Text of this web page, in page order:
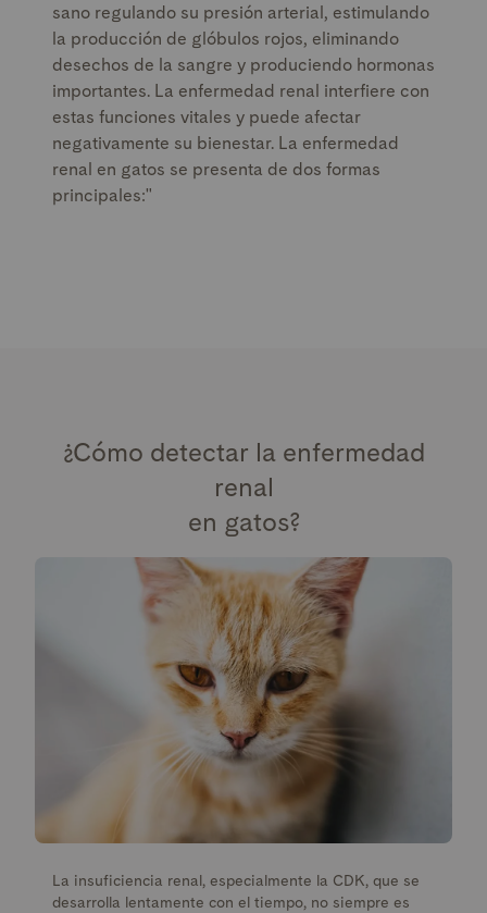
sano regulando su presión arterial, estimulando
la producción de glóbulos rojos, eliminando
desechos de la sangre y produciendo hormonas
importantes. La enfermedad renal interfiere con
estas funciones vitales y puede afectar
negativamente su bienestar. La enfermedad
renal en gatos se presenta de dos formas
principales:"
¿Cómo detectar la enfermedad
renal
en gatos?
La insuficiencia renal, especialmente la CDK, que se
desarrolla lentamente con el tiempo, no siempre es